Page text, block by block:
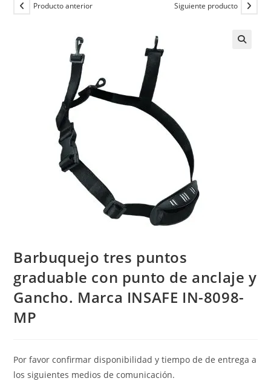
Producto anterior Siguiente producto
Barbuquejo tres puntos
graduable con punto de anclaje y
Gancho. Marca INSAFE IN-8098-
MP
Por favor confirmar disponibilidad y tiempo de de entrega a
los siguientes medios de comunicación.